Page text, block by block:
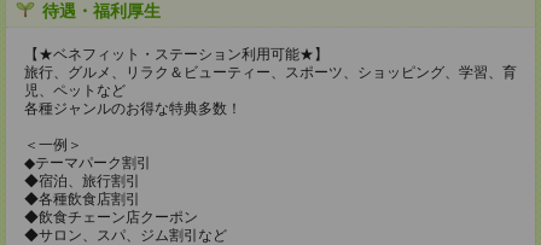
待遇・福利厚生
【★ベネフィット・ステーション利用可能★】
旅行、グルメ、リラク＆ビューティー、スポーツ、ショッピング、学習、育
児、ペットなど
各種ジャンルのお得な特典多数！
＜一例＞
◆テーマパーク割引
◆宿泊、旅行割引
◆各種飲食店割引
◆飲食チェーン店クーポン
◆サロン、スパ、ジム割引など